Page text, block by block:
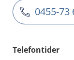
0455-73
Telefontider